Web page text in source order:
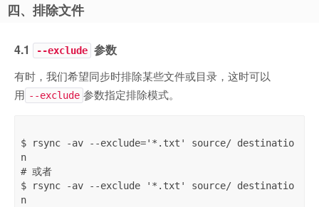
四、排除文件
4.1 --exclude 参数
有时，我们希望同步时排除某些文件或目录，这时可以
用 --exclude 参数指定排除模式。
$ rsync -av --exclude='*.txt' source/ destinatio
n
# 或者
$ rsync -av --exclude '*.txt' source/ destinatio